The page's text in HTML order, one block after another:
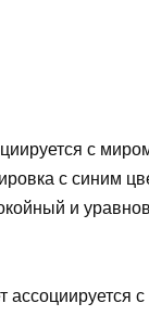
с
с синим
и
ассоциируется